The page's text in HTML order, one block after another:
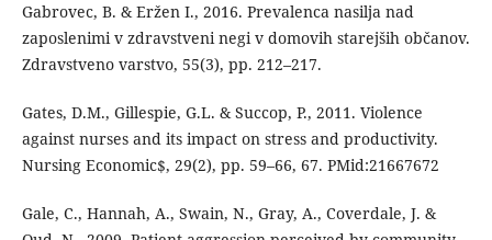
Gabrovec, B. & Eržen I., 2016. Prevalenca nasilja nad
zaposlenimi v zdravstveni negi v domovih starejših občanov.
Zdravstveno varstvo, 55(3), pp. 212–217.
Gates, D.M., Gillespie, G.L. & Succop, P., 2011. Violence
against nurses and its impact on stress and productivity.
Nursing Economic$, 29(2), pp. 59–66, 67. PMid:21667672
Gale, C., Hannah, A., Swain, N., Gray, A., Coverdale, J. &